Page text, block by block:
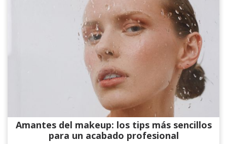
Amantes del makeup: los tips más sencillos
para un acabado profesional